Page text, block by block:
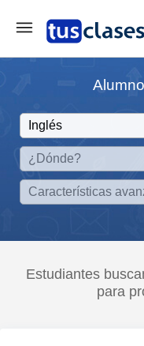
Estudiantes
para